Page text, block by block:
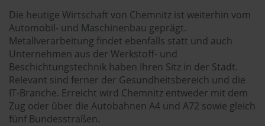
Die heutige Wirtschaft von Chemnitz ist weiterhin vom
Automobil- und Maschinenbau geprägt.
Metallverarbeitung findet ebenfalls statt und auch
Unternehmen aus der Werkstoff- und
Beschichtungstechnik haben Ihren Sitz in der Stadt.
Relevant sind ferner der Gesundheitsbereich und die
IT-Branche. Erreicht wird Chemnitz entweder mit dem
Zug oder über die Autobahnen A4 und A72 sowie gleich
fünf Bundesstraßen.